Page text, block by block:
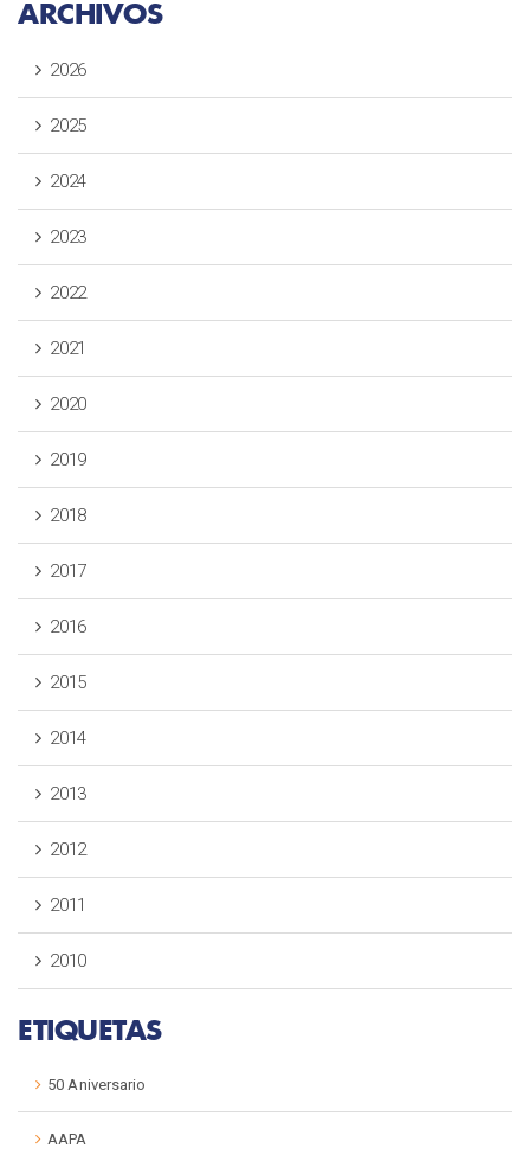
ARCHIVOS
2026
2025
2024
2023
2022
2021
2020
2019
2018
2017
2016
2015
2014
2013
2012
2011
2010
ETIQUETAS
50 Aniversario
AAPA